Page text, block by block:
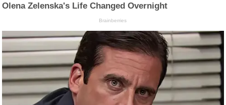
Olena Zelenska's Life Changed Overnight
Brainberries